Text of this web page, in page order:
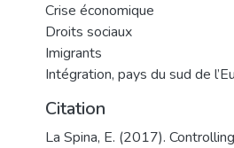
Crise économique
Droits sociaux
Imigrants
Intégration, pays du sud de
Citation
La Spina, E. (2017).